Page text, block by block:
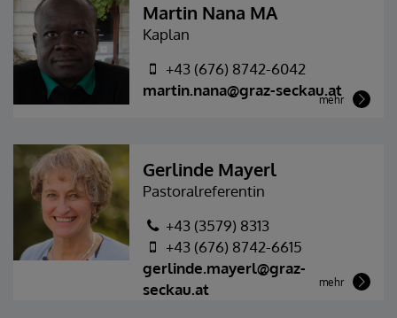
Martin Nana MA
Kaplan
+43 (676) 8742-6042
martin.nana@graz-seckau.at
mehr
Gerlinde Mayerl
Pastoralreferentin
+43 (3579) 8313
+43 (676) 8742-6615
gerlinde.mayerl@graz-
seckau.at
mehr